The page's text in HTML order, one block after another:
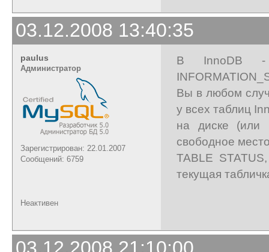
03.12.2008 13:40:35
paulus
Администратор
Зарегистрирован: 22.01.2007
Сообщений: 6759
В InnoDB -
Вы в любом
у всех таблиц
на диске (или
свободное
TABLE
текущая
Неактивен
03.12.2008 21:10:00